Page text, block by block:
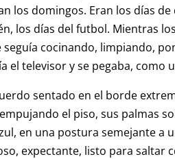
los domingos. Eran los días
los días del futbol. Mientras
seguía cocinando, limpiando,
el televisor y se pegaba, como
sentado en el borde
el piso, sus palmas
en una postura semejante a
expectante, listo para saltar